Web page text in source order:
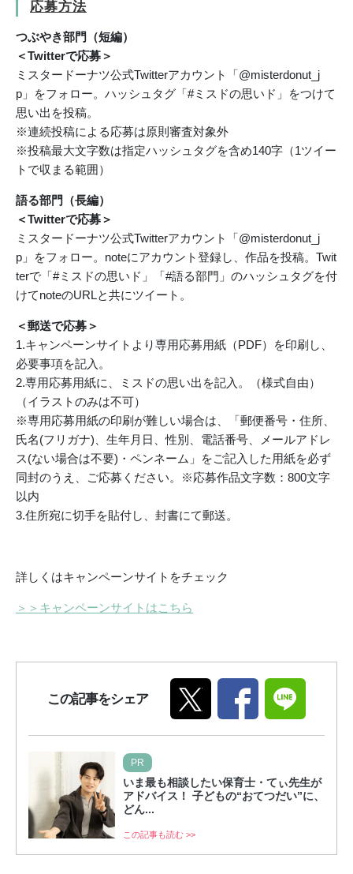
応募方法
つぶやき部門（短編）
＜Twitterで応募＞
ミスタードーナツ公式Twitterアカウント「@misterdonut_j
p」をフォロー。ハッシュタグ「#ミスドの思いド」をつけて
思い出を投稿。
※連続投稿による応募は原則審査対象外
※投稿最大文字数は指定ハッシュタグを含め140字（1ツイー
トで収まる範囲）
語る部門（長編）
＜Twitterで応募＞
ミスタードーナツ公式Twitterアカウント「@misterdonut_j
p」をフォロー。noteにアカウント登録し、作品を投稿。Twit
terで「#ミスドの思いド」「#語る部門」のハッシュタグを付
けてnoteのURLと共にツイート。
＜郵送で応募＞
1.キャンペーンサイトより専用応募用紙（PDF）を印刷し、
必要事項を記入。
2.専用応募用紙に、ミスドの思い出を記入。（様式自由）
（イラストのみは不可）
※専用応募用紙の印刷が難しい場合は、「郵便番号・住所、
氏名(フリガナ)、生年月日、性別、電話番号、メールアドレ
ス(ない場合は不要)・ペンネーム」をご記入した用紙を必ず
同封のうえ、ご応募ください。※応募作品文字数：800文字
以内
3.住所宛に切手を貼付し、封書にて郵送。
詳しくはキャンペーンサイトをチェック
＞＞キャンペーンサイトはこちら
この記事をシェア
PR
いま最も相談したい保育士・てぃ先生が
アドバイス！ 子どもの“おてつだい”に、
どん...
この記事も読む >>